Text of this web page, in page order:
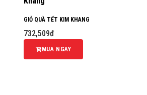
GIỎ QUÀ TẾT KIM KHANG
732,509đ
MUA NGAY